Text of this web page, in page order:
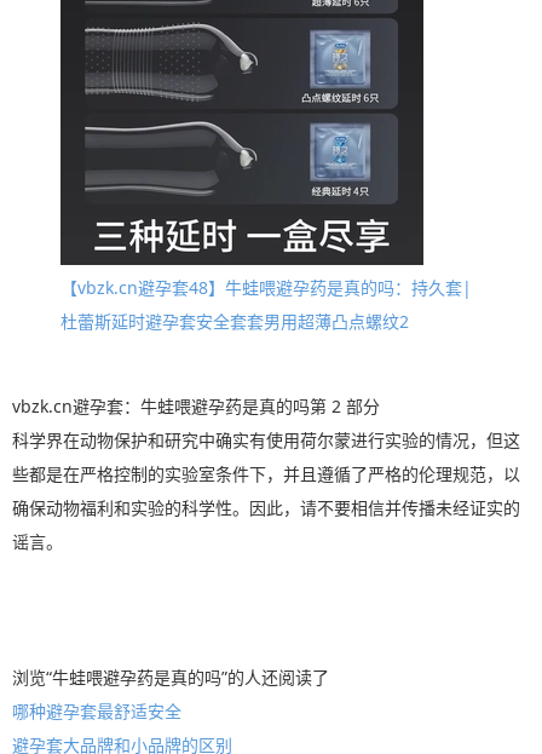
【vbzk.cn避孕套48】牛蛙喂避孕药是真的吗：持久套|
杜蕾斯延时避孕套安全套套男用超薄凸点螺纹2
vbzk.cn避孕套：牛蛙喂避孕药是真的吗第 2 部分
科学界在动物保护和研究中确实有使用荷尔蒙进行实验的情况，但这
些都是在严格控制的实验室条件下，并且遵循了严格的伦理规范，以
确保动物福利和实验的科学性。因此，请不要相信并传播未经证实的
谣言。
浏览“牛蛙喂避孕药是真的吗”的人还阅读了
哪种避孕套最舒适安全
避孕套大品牌和小品牌的区别